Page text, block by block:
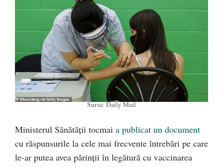
Sursa: Daily Mail
Ministerul Sănătății tocmai a publicat un document
cu răspunsurile la cele mai frecvente întrebări pe care
le-ar putea avea părinții în legătură cu vaccinarea